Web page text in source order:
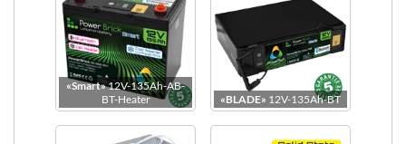
«Smart»12V-135Ah-AB-
BT-Heater
«BLADE» 12V-135Ah-BT